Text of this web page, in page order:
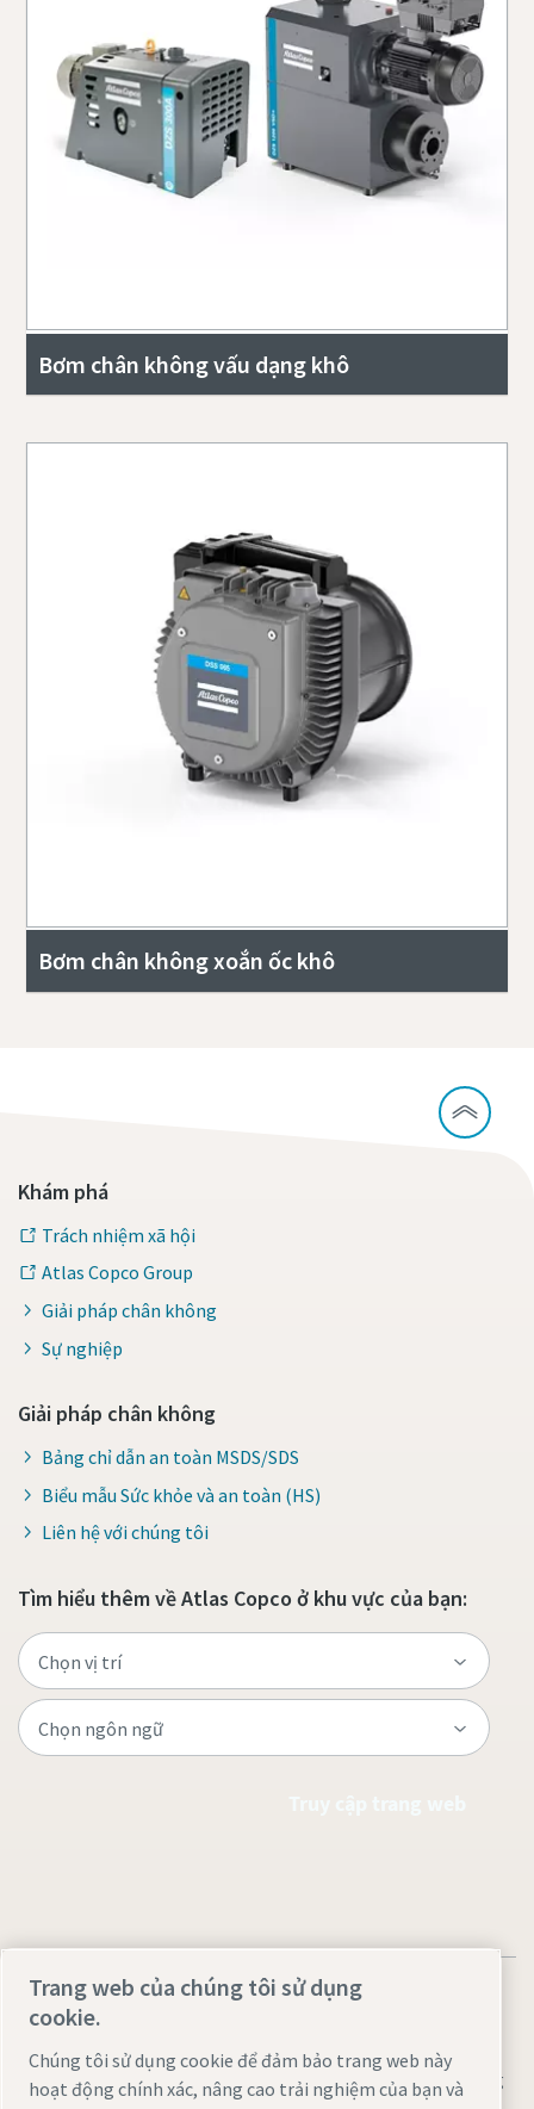
Bơm chân không vấu dạng khô
Bơm chân không xoắn ốc khô
Khám phá
Trách nhiệm xã hội
Atlas Copco Group
Giải pháp chân không
Sự nghiệp
Giải pháp chân không
Bảng chỉ dẫn an toàn MSDS/SDS
Biểu mẫu Sức khỏe và an toàn (HS)
Liên hệ với chúng tôi
Tìm hiểu thêm về Atlas Copco ở khu vực của bạn:
Thông báo pháp lý và quyền riêng tư Quản lý cookie
Trợ năng
Trang web của chúng tôi sử dụng
cookie.
Chúng tôi sử dụng cookie để đảm bảo trang web này
hoạt động chính xác, nâng cao trải nghiệm của bạn và